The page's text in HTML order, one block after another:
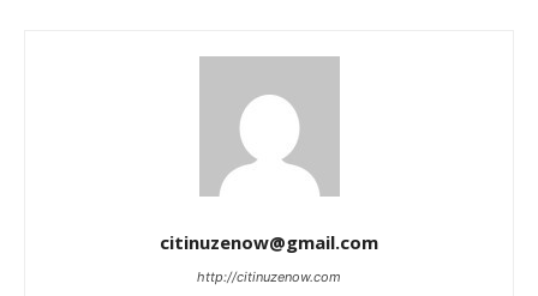
citinuzenow@gmail.com
http://citinuzenow.com